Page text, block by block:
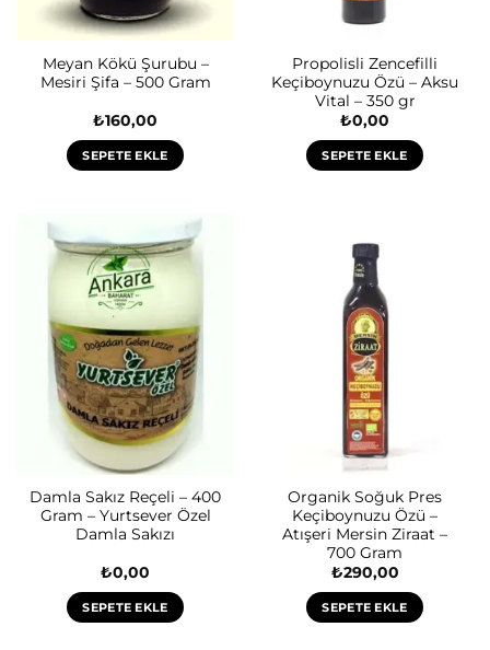
Meyan Kökü Şurubu –
Mesiri Şifa – 500 Gram
₺160,00
SEPETE EKLE
Propolisli Zencefilli
Keçiboynuzu Özü – Aksu
Vital – 350 gr
₺0,00
SEPETE EKLE
Damla Sakız Reçeli – 400
Gram – Yurtsever Özel
Damla Sakızı
₺0,00
SEPETE EKLE
Organik Soğuk Pres
Keçiboynuzu Özü –
Atışeri Mersin Ziraat –
700 Gram
₺290,00
SEPETE EKLE